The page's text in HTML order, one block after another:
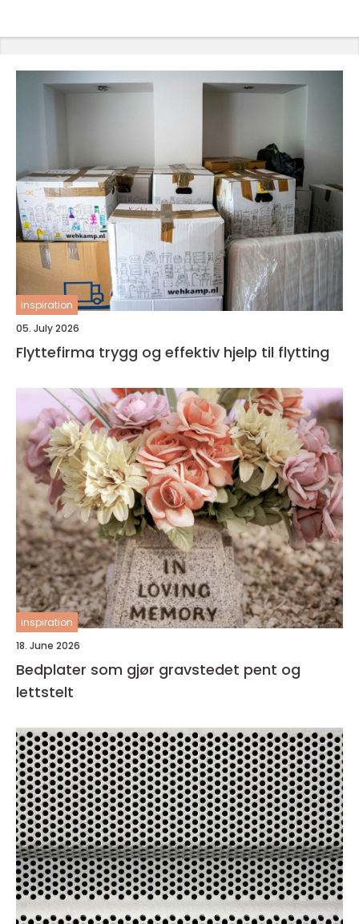
inspiration
05. July 2026
Flyttefirma trygg og effektiv hjelp til flytting
inspiration
18. June 2026
Bedplater som gjør gravstedet pent og
lettstelt